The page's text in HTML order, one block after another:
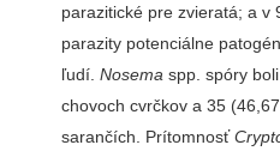
parazitické pre zvieratá; a v
parazity potenciálne
ľudí. Nosemaspp. spóry
chovoch cvrčkov a 35
sarančích. Prítomnosť